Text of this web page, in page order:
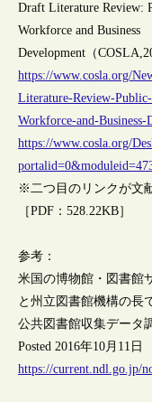
Draft Literature Review:
Workforce and Business
Development（
https://www.cosla.org/
Literature-Review-
Workforce-and-Business-
https://www.cosla.org/
※二つ目のリンクが文
［PDF：528.22KB］
参考：
米国の博物館・図書館
と州立図書館機構の長
公共図書館収集データ
Posted 2016年10月11日
https://current.ndl.go.jp/